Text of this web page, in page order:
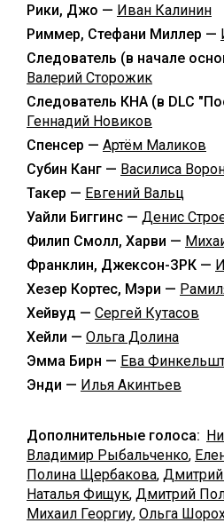
Рики, Джо — Иван Калинин
Риммер, Стефани Миллер —
Следователь (в начале
Валерий Сторожик
Следователь КНА (в DLC
Геннадий Новиков
Спенсер — Артём Маликов
Субин Канг — Василиса
Такер — Евгений Вальц
Уайли Биггинс — Денис
Филип Смолл, Харви —
Франклин, Джексон-ЗРК —
Хезер Кортес, Мэри —
Хейвуд — Сергей Кутасов
Хейли — Ольга Долина
Эмма Бирн — Ева
Энди — Илья Акинтьев
Дополнительные голоса:
Владимир Рыбальченко,
Полина Щербакова,
Наталья Фищук, Дмитрий
Михаил Георгиу, Ольга